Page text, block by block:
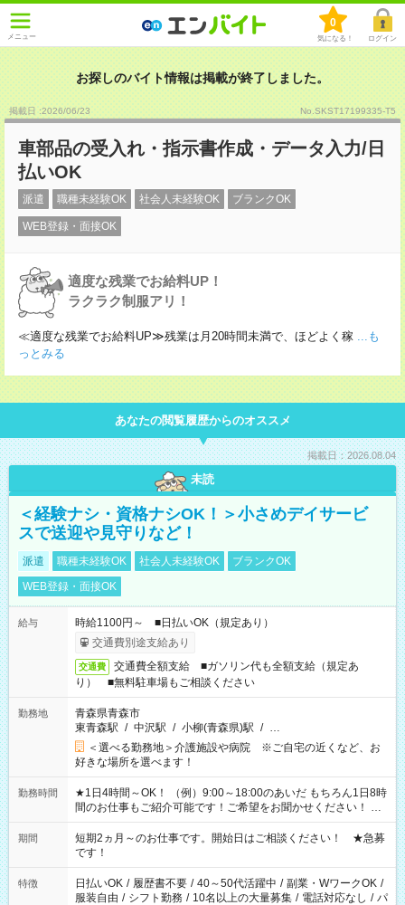
メニュー
0
気になる！ ログイン
お探しのバイト情報は掲載が終了しました。
掲載日 :2026/06/23 No.SKST17199335-T5
車部品の受入れ・指示書作成・データ入力/日
払いOK
派遣 職種未経験OK 社会人未経験OK ブランクOK
WEB登録・面接OK
適度な残業でお給料UP！
ラクラク制服アリ！
≪適度な残業でお給料UP≫残業は月20時間未満で、ほどよく稼 ...も
っとみる
あなたの閲覧履歴からのオススメ
掲載日：2026.08.04
未読
＜経験ナシ・資格ナシOK！＞小さめデイサービ
スで送迎や見守りなど！
派遣 職種未経験OK 社会人未経験OK
ブランクOK
WEB登録・面接OK
給与
時給1100円～ ■日払いOK（規定あり）
交通費別途支給あり
交通費
交通費全額支給 ■ガソリン代も全額支給（規定あ
り） ■無料駐車場もご相談ください
勤務地
青森県青森市
東青森駅 / 中沢駅 / 小柳(青森県)駅 / …
＜選べる勤務地＞介護施設や病院 ※ご自宅の近くなど、お
好きな場所を選べます！
勤務時間
★1日4時間～OK！ （例）9:00～18:00のあいだ もちろん1日8時
間のお仕事もご紹介可能です！ご希望をお聞かせください！ ★
家庭の都合でお休みが必要な場合も遠慮なくご相談ください。
※週最低15時間以上の勤務が必要です
期間
短期2ヵ月～のお仕事です。開始日はご相談ください！ ★急募
です！
特徴 日払いOK / 履歴書不要 / 40～50代活躍中 / 副業・WワークOK /
服装自由 / シフト勤務 / 10名以上の大量募集 / 電話対応なし / パ